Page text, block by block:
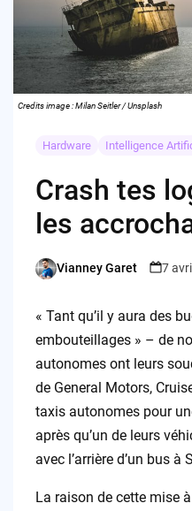
Credits image : Milan Seitler / Unsplash
Hardware Intelligence
Crash tes
les
Posted
Vianney Garet 7
« Tant qu’il y aura des
embouteillages » – de
autonomes ont leurs
de General Motors,
taxis autonomes pour
après qu’un de leurs
avec l’arrière d’un bus à
La raison de cette mise